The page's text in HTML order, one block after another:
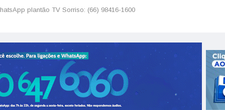
plantão TV Sorriso: (66) 98416-1600